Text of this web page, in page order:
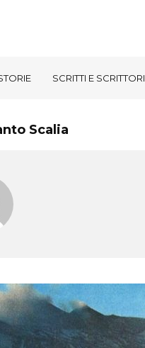
SCRITTI E SCRITTORI
Scalia